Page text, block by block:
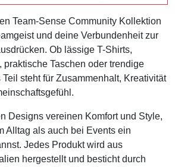
Team-Sense Community Kollektion
und deine Verbundenheit zur
Ob lässige T-Shirts,
praktische Taschen oder trendige
steht für Zusammenhalt, Kreativität
Designs vereinen Komfort und Style,
Alltag als auch bei Events ein
Jedes Produkt wird aus
hergestellt und besticht durch